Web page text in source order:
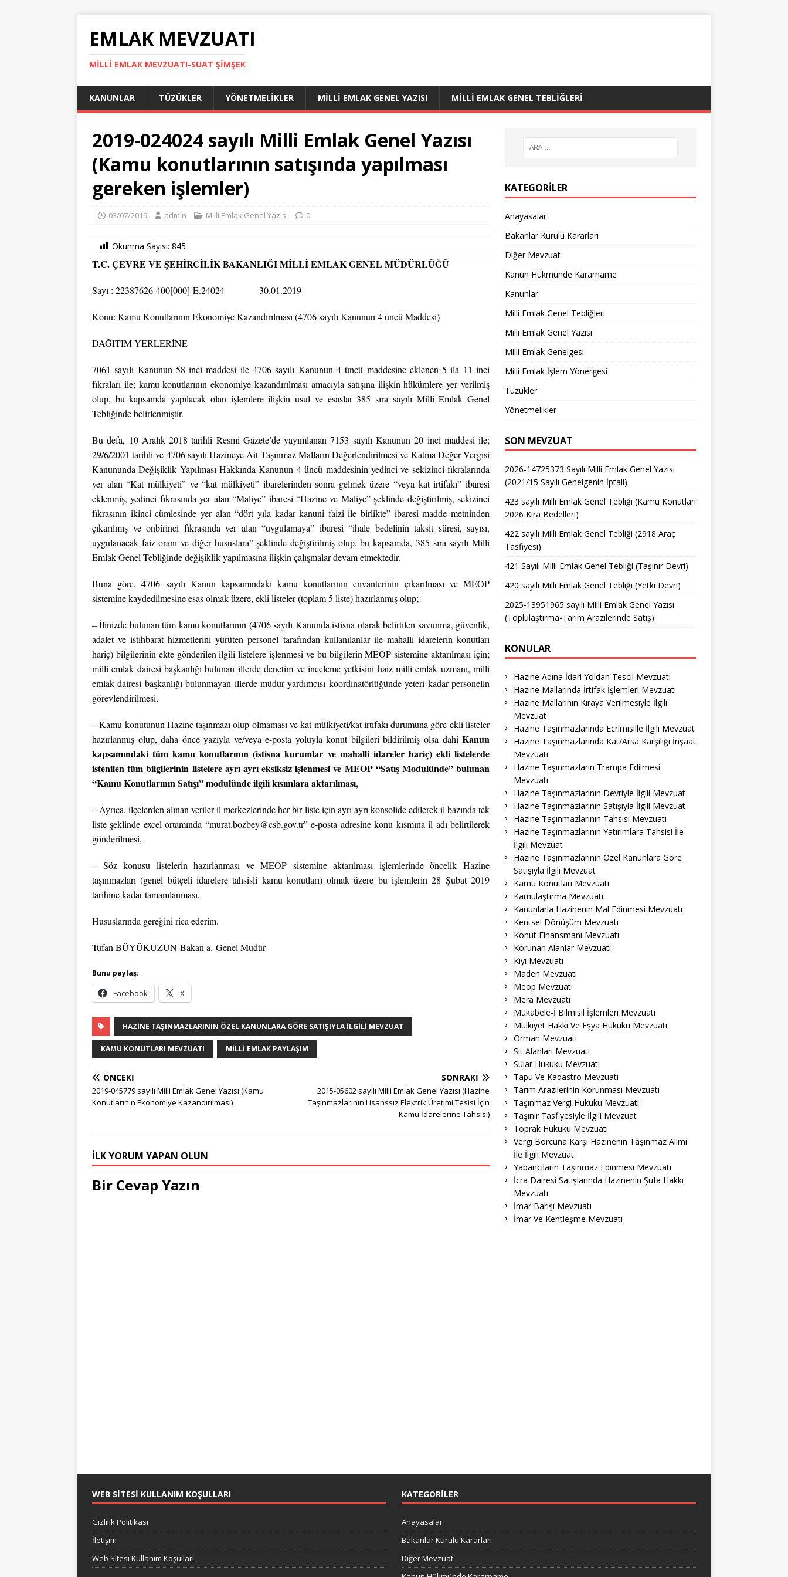
EMLAK MEVZUATI
MILLI EMLAK MEVZUATI-SUAT ŞİMŞEK
KANUNLAR TÜZÜKLER YÖNETMELIKLER MILLI EMLAK GENEL YAZISI MILLI EMLAK GENEL TEBLIĞLERI
2019-024024 sayılı Milli Emlak Genel Yazısı
(Kamu konutlarının satışında yapılması
gereken işlemler)
03/07/2019 admin Milli Emlak Genel Yazısı 0
Okunma Sayısı: 845
T.C. ÇEVRE VE ŞEHİRCİLİK BAKANLIĞI MİLLİ EMLAK GENEL MÜDÜRLÜĞÜ
Sayı : 22387626-400[000]-E.24024 30.01.2019
Konu: Kamu Konutlarının Ekonomiye Kazandırılması (4706 sayılı Kanunun 4 üncü Maddesi)
DAĞITIM YERLERİNE
7061 sayılı Kanunun 58 inci maddesi ile 4706 sayılı Kanunun 4 üncü maddesine eklenen 5 ila 11 inci
fıkraları ile; kamu konutlarının ekonomiye kazandırılması amacıyla satışına ilişkin hükümlere yer verilmiş
olup, bu kapsamda yapılacak olan işlemlere ilişkin usul ve esaslar 385 sıra sayılı Milli Emlak Genel
Tebliğinde belirlenmiştir.
Bu defa, 10 Aralık 2018 tarihli Resmi Gazete’de yayımlanan 7153 sayılı Kanunun 20 inci maddesi ile;
29/6/2001 tarihli ve 4706 sayılı Hazineye Ait Taşınmaz Malların Değerlendirilmesi ve Katma Değer Vergisi
Kanununda Değişiklik Yapılması Hakkında Kanunun 4 üncü maddesinin yedinci ve sekizinci fıkralarında
yer alan “Kat mülkiyeti” ve “kat mülkiyeti” ibarelerinden sonra gelmek üzere “veya kat irtifakı” ibaresi
eklenmiş, yedinci fıkrasında yer alan “Maliye” ibaresi “Hazine ve Maliye” şeklinde değiştirilmiş, sekizinci
fıkrasının ikinci cümlesinde yer alan “dört yıla kadar kanuni faizi ile birlikte” ibaresi madde metninden
çıkarılmış ve onbirinci fıkrasında yer alan “uygulamaya” ibaresi “ihale bedelinin taksit süresi, sayısı,
uygulanacak faiz oranı ve diğer hususlara” şeklinde değiştirilmiş olup, bu kapsamda, 385 sıra sayılı Milli
Emlak Genel Tebliğinde değişiklik yapılmasına ilişkin çalışmalar devam etmektedir.
Buna göre, 4706 sayılı Kanun kapsamındaki kamu konutlarının envanterinin çıkarılması ve MEOP
sistemine kaydedilmesine esas olmak üzere, ekli listeler (toplam 5 liste) hazırlanmış olup;
– İlinizde bulunan tüm kamu konutlarının (4706 sayılı Kanunda istisna olarak belirtilen savunma, güvenlik,
adalet ve istihbarat hizmetlerini yürüten personel tarafından kullanılanlar ile mahalli idarelerin konutları
hariç) bilgilerinin ekte gönderilen ilgili listelere işlenmesi ve bu bilgilerin MEOP sistemine aktarılması için;
milli emlak dairesi başkanlığı bulunan illerde denetim ve inceleme yetkisini haiz milli emlak uzmanı, milli
emlak dairesi başkanlığı bulunmayan illerde müdür yardımcısı koordinatörlüğünde yeteri kadar personelin
görevlendirilmesi,
– Kamu konutunun Hazine taşınmazı olup olmaması ve kat mülkiyeti/kat irtifakı durumuna göre ekli listeler
hazırlanmış olup, daha önce yazıyla ve/veya e-posta yoluyla konut bilgileri bildirilmiş olsa dahiKanun
kapsamındaki tüm kamu konutlarının (istisna kurumlar ve mahalli idareler hariç) ekli listelerde
istenilen tüm bilgilerinin listelere ayrı ayrı eksiksiz işlenmesi ve MEOP “Satış Modulünde” bulunan
“Kamu Konutlarının Satışı” modulünde ilgili kısımlara aktarılması,
– Ayrıca, ilçelerden alınan veriler il merkezlerinde her bir liste için ayrı ayrı konsolide edilerek il bazında tek
liste şeklinde excel ortamında “murat.bozbey@csb.gov.tr” e-posta adresine konu kısmına il adı belirtilerek
gönderilmesi,
– Söz konusu listelerin hazırlanması ve MEOP sistemine aktarılması işlemlerinde öncelik Hazine
taşınmazları (genel bütçeli idarelere tahsisli kamu konutları) olmak üzere bu işlemlerin 28 Şubat 2019
tarihine kadar tamamlanması,
Hususlarında gereğini rica ederim.
Tufan BÜYÜKUZUN Bakan a. Genel Müdür
Bunu paylaş:
Facebook X
HAZINE TAŞINMAZLARININ ÖZEL KANUNLARA GÖRE SATIŞIYLA İLGILI MEVZUAT
KAMU KONUTLARI MEVZUATI MILLI EMLAK PAYLAŞIM
ÖNCEKI
2019-045779 sayılı Milli Emlak Genel Yazısı (Kamu
Konutlarının Ekonomiye Kazandırılması)
SONRAKI
2015-05602 sayılı Milli Emlak Genel Yazısı (Hazine
Taşınmazlarının Lisanssız Elektrik Üretimi Tesisi İçin
Kamu İdarelerine Tahsisi)
İLK YORUM YAPAN OLUN
Bir Cevap Yazın
KATEGORILER
Anayasalar
Bakanlar Kurulu Kararları
Diğer Mevzuat
Kanun Hükmünde Kararname
Kanunlar
Milli Emlak Genel Tebliğleri
Milli Emlak Genel Yazısı
Milli Emlak Genelgesi
Milli Emlak İşlem Yönergesi
Tüzükler
Yönetmelikler
SON MEVZUAT
2026-14725373 Sayılı Milli Emlak Genel Yazısı
(2021/15 Sayılı Genelgenin İptali)
423 sayılı Milli Emlak Genel Tebliği (Kamu Konutları
2026 Kira Bedelleri)
422 sayılı Milli Emlak Genel Tebliği (2918 Araç
Tasfiyesi)
421 Sayılı Milli Emlak Genel Tebliği (Taşınır Devri)
420 sayılı Milli Emlak Genel Tebliği (Yetki Devri)
2025-13951965 sayılı Milli Emlak Genel Yazısı
(Toplulaştırma-Tarım Arazilerinde Satış)
KONULAR
Hazine Adına İdari Yoldan Tescil Mevzuatı
Hazine Mallarında İrtifak İşlemleri Mevzuatı
Hazine Mallarının Kiraya Verilmesiyle İlgili
Mevzuat
Hazine Taşınmazlarında Ecrimisille İlgili Mevzuat
Hazine Taşınmazlarında Kat/Arsa Karşılığı İnşaat
Mevzuatı
Hazine Taşınmazların Trampa Edilmesi
Mevzuatı
Hazine Taşınmazlarının Devriyle İlgili Mevzuat
Hazine Taşınmazlarının Satışıyla İlgili Mevzuat
Hazine Taşınmazlarının Tahsisi Mevzuatı
Hazine Taşınmazlarının Yatırımlara Tahsisi İle
İlgili Mevzuat
Hazine Taşınmazlarının Özel Kanunlara Göre
Satışıyla İlgili Mevzuat
Kamu Konutları Mevzuatı
Kamulaştırma Mevzuatı
Kanunlarla Hazinenin Mal Edinmesi Mevzuatı
Kentsel Dönüşüm Mevzuatı
Konut Finansmanı Mevzuatı
Korunan Alanlar Mevzuatı
Kıyı Mevzuatı
Maden Mevzuatı
Meop Mevzuatı
Mera Mevzuatı
Mukabele-İ Bilmisil İşlemleri Mevzuatı
Mülkiyet Hakkı Ve Eşya Hukuku Mevzuatı
Orman Mevzuatı
Sit Alanları Mevzuatı
Sular Hukuku Mevzuatı
Tapu Ve Kadastro Mevzuatı
Tarım Arazilerinin Korunması Mevzuatı
Taşınmaz Vergi Hukuku Mevzuatı
Taşınır Tasfiyesiyle İlgili Mevzuat
Toprak Hukuku Mevzuatı
Vergi Borcuna Karşı Hazinenin Taşınmaz Alımı
İle İlgili Mevzuat
Yabancıların Taşınmaz Edinmesi Mevzuatı
İcra Dairesi Satışlarında Hazinenin Şufa Hakkı
Mevzuatı
İmar Barışı Mevzuatı
İmar Ve Kentleşme Mevzuatı
WEB SITESI KULLANIM KOŞULLARI
Gizlilik Politikası
İletişim
Web Sitesi Kullanım Koşulları
KATEGORILER
Anayasalar
Bakanlar Kurulu Kararları
Diğer Mevzuat